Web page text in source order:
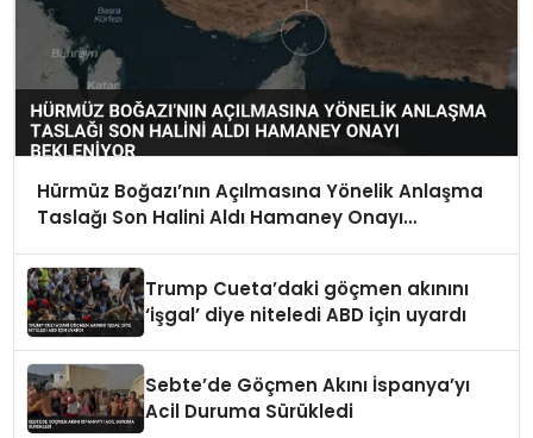
Hürmüz Boğazı’nın Açılmasına Yönelik Anlaşma
Taslağı Son Halini Aldı Hamaney Onayı
Trump Cueta’daki göçmen akınını
‘işgal’ diye niteledi ABD için uyardı
Sebte’de Göçmen Akını İspanya’yı
Acil Duruma Sürükledi